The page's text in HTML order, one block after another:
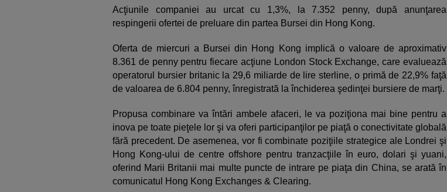
Acţiunile companiei au urcat cu 1,3%, la 7.352 penny, după anunţarea
respingerii ofertei de preluare din partea Bursei din Hong Kong.
Oferta de miercuri a Bursei din Hong Kong implică o valoare de aproximativ
8.361 de penny pentru fiecare acţiune London Stock Exchange, care evaluează
operatorul bursier britanic la 29,6 miliarde de lire sterline, o primă de 22,9% faţă
de valoarea de 6.804 penny, înregistrată la închiderea şedinţei bursiere de marţi.
Propusa combinare va întări ambele afaceri, le va poziţiona mai bine pentru a
inova pe toate pieţele lor şi va oferi participanţilor pe piaţă o conectivitate globală
fără precedent. De asemenea, vor fi combinate poziţiile strategice ale Londrei şi
Hong Kong-ului de centre offshore pentru tranzacţiile în euro, dolari şi yuani,
oferind Marii Britanii mai multe puncte de intrare pe piaţa din China, se arată în
comunicatul Hong Kong Exchanges & Clearing.